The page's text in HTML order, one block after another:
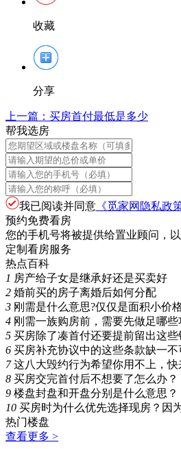
收藏
分享
上一篇： 买房首付最低是多少
帮我选房
我已阅读并同意 《觅家网隐私政
预约免费看房
您的手机号将被提供给置业顾问，
定制看房服务
热点百科
1 房产给子女是继承好还是买卖好
2 婚前买的房子离婚后如何分配
3 刚需是什么意思?仅仅是面积小价
4 刚需一族购房前，需要先做足哪些
5 买房除了凑首付还要提前留出这些
6 买房补充协议中的这些条款缺一不
7 这八大毁约行为希望你用不上，快
8 买房交完首付后不想要了怎么办？
9 楼盘封盘和开盘分别是什么意思？
10 买房时为什么优先选择现房？因
热门楼盘
查看更多 >